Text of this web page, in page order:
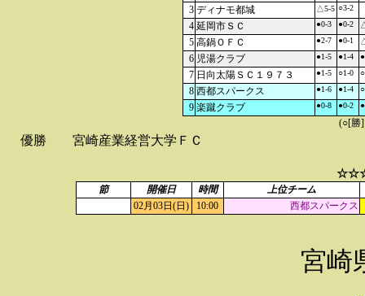
3 ディナモ都城 △5-5 ○3-2
4 延岡市ＳＣ ●0-3 ●0-2
5 高鍋ＯＦＣ ●2-7 ●0-1
6 児湯クラブ ●1-5 ●1-4
7 日向太陽ＳＣ１９７３ ●1-5 ○1-0
8 西都スパークス ●1-6 ●1-4
9 楽蹴クラブ ●0-8 ●0-2
(○[勝
優勝 宮崎産業経営大学ＦＣ
節 開催日 時間
上位チーム
02月03日(日)
10:00 西都スパークス
宮崎